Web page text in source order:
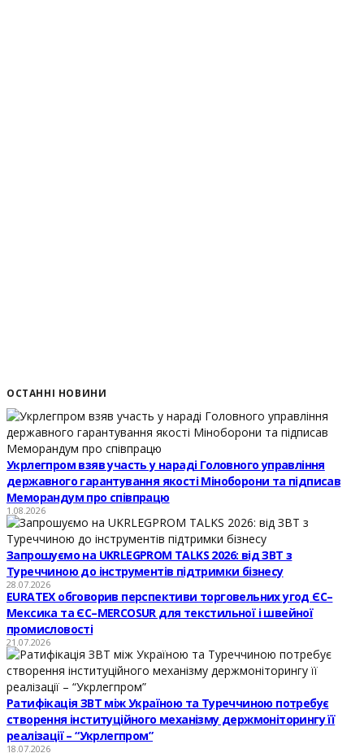
ОСТАННІ НОВИНИ
Укрлегпром взяв участь у нараді Головного управління
державного гарантування якості Міноборони та підписав
Меморандум про співпрацю
1.08.2026
Запрошуємо на UKRLEGPROM TALKS 2026: від ЗВТ з
Туреччиною до інструментів підтримки бізнесу
28.07.2026
EURATEX обговорив перспективи торговельних угод ЄС–
Мексика та ЄС–MERCOSUR для текстильної і швейної
промисловості
21.07.2026
Ратифікація ЗВТ між Україною та Туреччиною потребує
створення інституційного механізму держмоніторингу її
реалізації – “Укрлегпром”
18.07.2026